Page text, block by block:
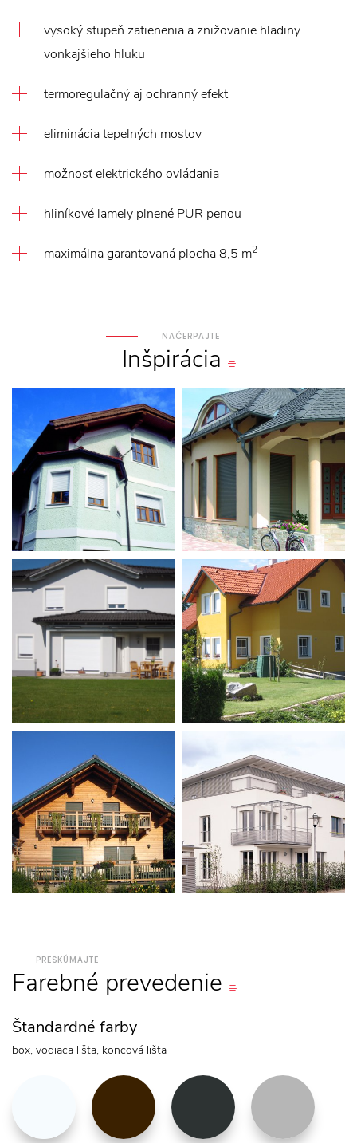
vysoký stupeň zatienenia a znižovanie hladiny
vonkajšieho hluku
termoregulačný aj ochranný efekt
eliminácia tepelných mostov
možnosť elektrického ovládania
hliníkové lamely plnené PUR penou
maximálna garantovaná plocha 8,5 m2
NAČERPAJTE
Inšpirácia
PRESKÚMAJTE
Farebné prevedenie
Štandardné farby
box, vodiaca lišta, koncová lišta